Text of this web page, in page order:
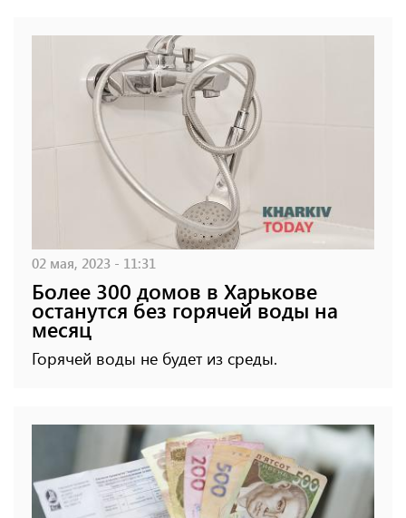
02 мая, 2023 - 11:31
Более 300 домов в Харькове
останутся без горячей воды на
месяц
Горячей воды не будет из среды.